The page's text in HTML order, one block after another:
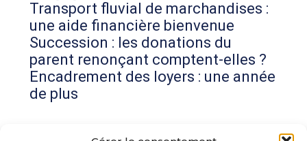
Transport fluvial de marchandises :
une aide financière bienvenue
Succession : les donations du
parent renonçant comptent-elles ?
Encadrement des loyers : une année
de plus
Commentaires récents